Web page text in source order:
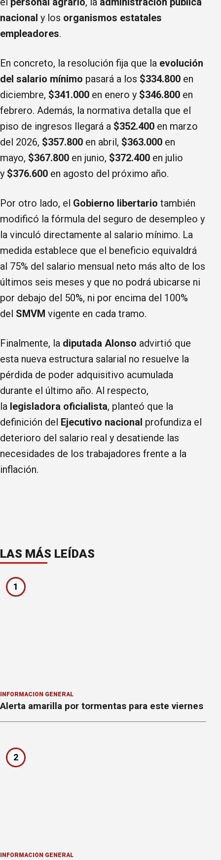
nacional y los organismos estatales
empleadores.
En concreto, la resolución fija que la evolución
del salario mínimo pasará a los $334.800 en
diciembre, $341.000 en enero y $346.800 en
febrero. Además, la normativa detalla que el
piso de ingresos llegará a $352.400 en marzo
del 2026, $357.800 en abril, $363.000 en
mayo, $367.800 en junio, $372.400 en julio
y $376.600 en agosto del próximo año.
Por otro lado, el Gobierno libertario también
modificó la fórmula del seguro de desempleo y
la vinculó directamente al salario mínimo. La
medida establece que el beneficio equivaldrá
al 75% del salario mensual neto más alto de los
últimos seis meses y que no podrá ubicarse ni
por debajo del 50%, ni por encima del 100%
del SMVM vigente en cada tramo.
Finalmente, la diputada Alonso advirtió que
esta nueva estructura salarial no resuelve la
pérdida de poder adquisitivo acumulada
durante el último año. Al respecto,
la legisladora oficialista, planteó que la
definición del Ejecutivo nacional profundiza el
deterioro del salario real y desatiende las
necesidades de los trabajadores frente a la
inflación.
LAS MÁS LEÍDAS
1
INFORMACION GENERAL
Alerta amarilla por tormentas para este viernes
2
INFORMACION GENERAL